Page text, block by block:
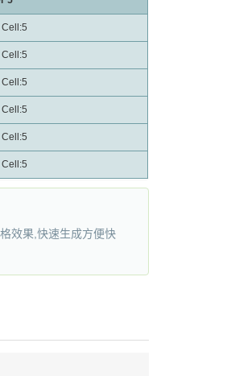
Cell:5
Cell:5
Cell:5
Cell:5
Cell:5
Cell:5
效果,快速生成方便快